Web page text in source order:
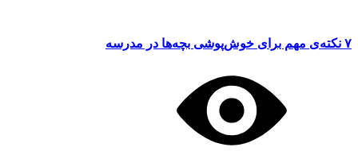
۷ نکته‌ی مهم برای خوش‌پوشی بچه‌ها در مدرسه